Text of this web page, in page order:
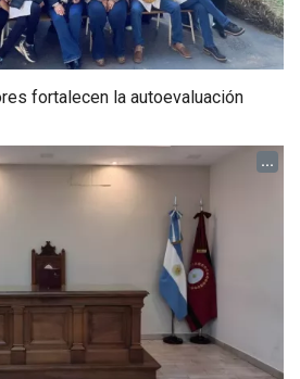
fortalecen la autoevaluación
...